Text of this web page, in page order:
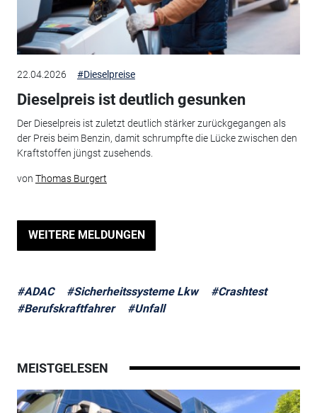
22.04.2026 #Dieselpreise
Dieselpreis ist deutlich gesunken
Der Dieselpreis ist zuletzt deutlich stärker zurückgegangen als
der Preis beim Benzin, damit schrumpfte die Lücke zwischen den
Kraftstoffen jüngst zusehends.
von Thomas Burgert
WEITERE MELDUNGEN
#ADAC #Sicherheitssysteme Lkw
#Crashtest
#Berufskraftfahrer
#Unfall
MEISTGELESEN